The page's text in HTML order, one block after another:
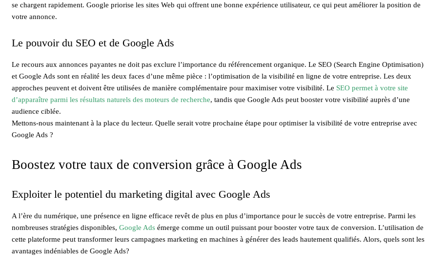
se chargent rapidement. Google priorise les sites Web qui offrent une bonne expérience utilisateur, ce qui peut améliorer la position de
votre annonce.
Le pouvoir du SEO et de Google Ads
Le recours aux annonces payantes ne doit pas exclure l’importance du référencement organique. Le SEO (Search Engine Optimisation)
et Google Ads sont en réalité les deux faces d’une même pièce : l’optimisation de la visibilité en ligne de votre entreprise. Les deux
approches peuvent et doivent être utilisées de manière complémentaire pour maximiser votre visibilité. Le SEO permet à votre site
d’apparaître parmi les résultats naturels des moteurs de recherche, tandis que Google Ads peut booster votre visibilité auprès d’une
audience ciblée.
Mettons-nous maintenant à la place du lecteur. Quelle serait votre prochaine étape pour optimiser la visibilité de votre entreprise avec
Google Ads ?
Boostez votre taux de conversion grâce à Google Ads
Exploiter le potentiel du marketing digital avec Google Ads
A l’ère du numérique, une présence en ligne efficace revêt de plus en plus d’importance pour le succès de votre entreprise. Parmi les
nombreuses stratégies disponibles, Google Ads émerge comme un outil puissant pour booster votre taux de conversion. L’utilisation de
cette plateforme peut transformer leurs campagnes marketing en machines à générer des leads hautement qualifiés. Alors, quels sont les
avantages indéniables de Google Ads?